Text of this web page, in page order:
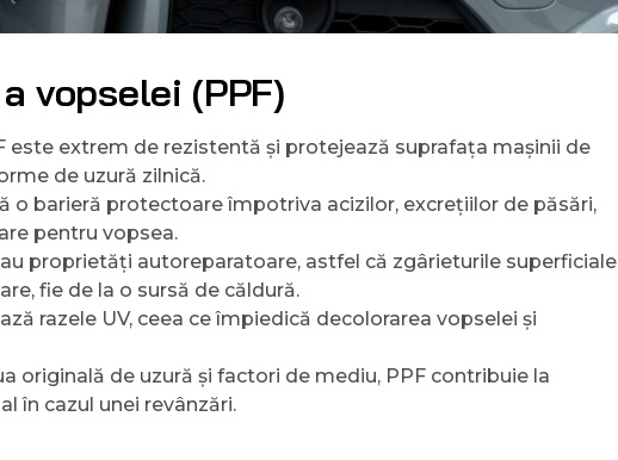
vopselei (PPF)
este extrem de rezistentă și protejează suprafața mașinii de
de uzură zilnică.
o barieră protectoare împotriva acizilor, excrețiilor de păsări,
pentru vopsea.
proprietăți autoreparatoare, astfel că zgârieturile superficiale
fie de la o sursă de căldură.
razele UV, ceea ce împiedică decolorarea vopselei și
originală de uzură și factori de mediu, PPF contribuie la
în cazul unei revânzări.